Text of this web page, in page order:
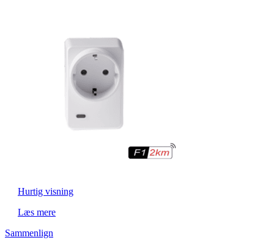
Hurtig visning
Læs mere
Sammenlign